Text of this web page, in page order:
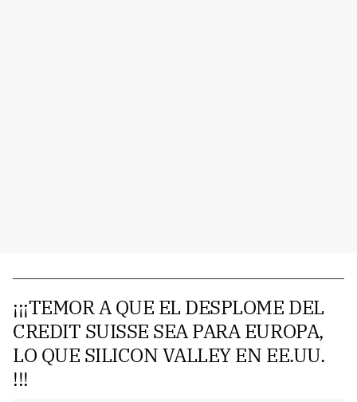
¡¡¡TEMOR A QUE EL DESPLOME DEL
CREDIT SUISSE SEA PARA EUROPA,
LO QUE SILICON VALLEY EN EE.UU.
!!!